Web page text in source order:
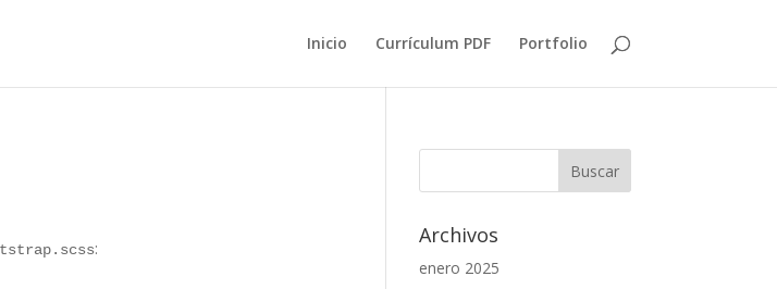
Inicio Currículum PDF Portfolio
:
Archivos
enero 2025